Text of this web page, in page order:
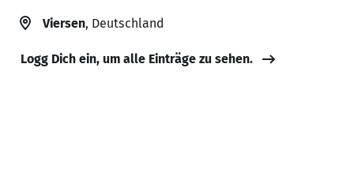
Viersen, Deutschland
Logg Dich ein, um alle Einträge zu sehen.